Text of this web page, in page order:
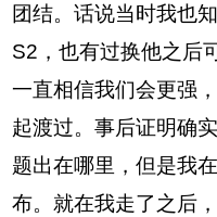
团结。话说当时我也
S2，也有过换他之后
一直相信我们会更强
起渡过。事后证明确
题出在哪里，但是我
布。就在我走了之后